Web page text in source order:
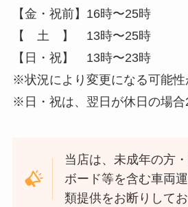
【金・祝前】16時〜25時
【 土 】 13時〜25時
【日・祝】 13時〜23時
※状況により変更になる可能性
※日・祝は、翌日が休日の場合
当店は、未成年の方
ボード等を含む車両
類提供をお断りしてお